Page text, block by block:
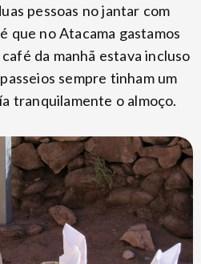
pessoas no jantar com
que no Atacama gastamos
da manhã estava incluso
sempre tinham um
tranquilamente o almoço.